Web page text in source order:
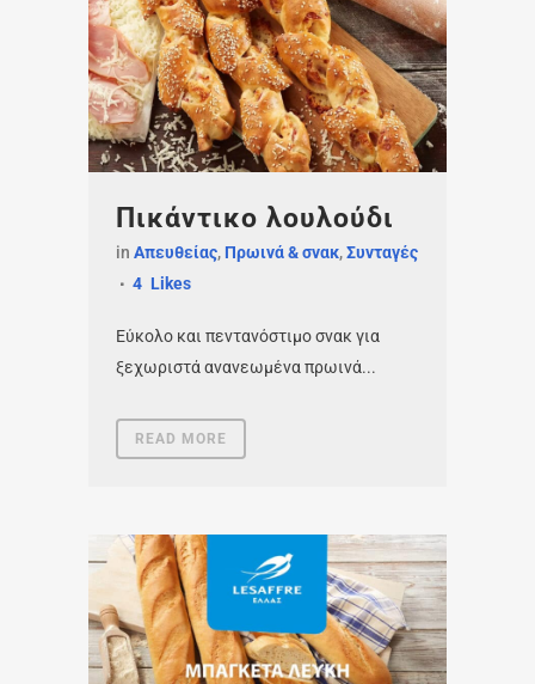
Πικάντικο λουλούδι
in Απευθείας, Πρωινά & σνακ,Συνταγές
4 Likes
Εύκολο και πεντανόστιμο σνακ για
ξεχωριστά ανανεωμένα πρωινά...
READ MORE